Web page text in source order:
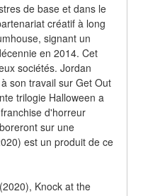
de base et dans le
créatif à long
signant un
en 2014. Cet
sociétés. Jordan
son travail sur Get Out
trilogie Halloween a
d'horreur
sur une
est un produit de ce
Knock at the